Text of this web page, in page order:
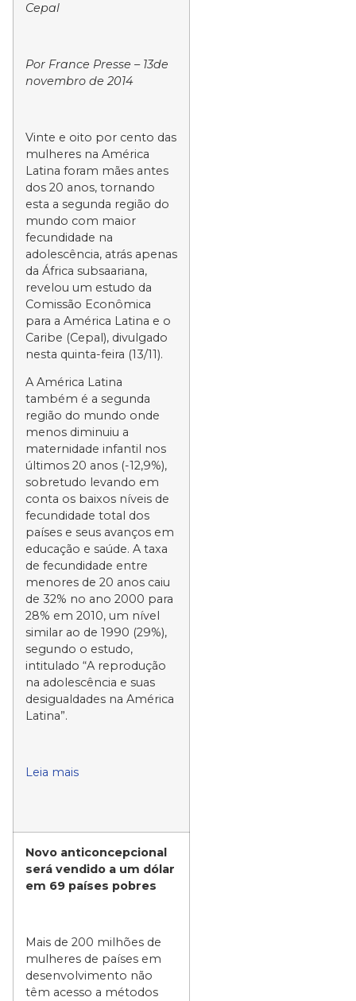
Cepal
Por France Presse – 13de
novembro de 2014
Vinte e oito por cento das
mulheres na América
Latina foram mães antes
dos 20 anos, tornando
esta a segunda região do
mundo com maior
fecundidade na
adolescência, atrás apenas
da África subsaariana,
revelou um estudo da
Comissão Econômica
para a América Latina e o
Caribe (Cepal), divulgado
nesta quinta-feira (13/11).
A América Latina
também é a segunda
região do mundo onde
menos diminuiu a
maternidade infantil nos
últimos 20 anos (-12,9%),
sobretudo levando em
conta os baixos níveis de
fecundidade total dos
países e seus avanços em
educação e saúde. A taxa
de fecundidade entre
menores de 20 anos caiu
de 32% no ano 2000 para
28% em 2010, um nível
similar ao de 1990 (29%),
segundo o estudo,
intitulado “A reprodução
na adolescência e suas
desigualdades na América
Latina”.
Leia mais
Novo anticoncepcional
será vendido a um dólar
em 69 países pobres
Mais de 200 milhões de
mulheres de países em
desenvolvimento não
têm acesso a métodos